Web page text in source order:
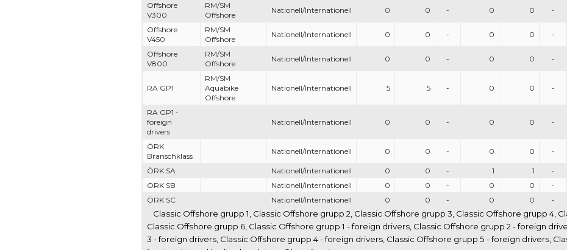
Offshore
V300
RM/SM
Offshore
Nationell/Internationell 0 0 - 0 0 -
Offshore
V450
RM/SM
Offshore
Nationell/Internationell 0 0 - 0 0 -
Offshore
V800
RM/SM
Offshore
Nationell/Internationell 0 0 - 0 0 -
RA GP1
RM/SM
Aquabike
Offshore
Nationell/Internationell 5 5 - 0 0 -
RA GP1 -
foreign
drivers
Nationell/Internationell 0 0 - 0 0 -
ÖRK
Branschklass
Nationell/Internationell 0 0 - 0 0 -
ÖRK SA Nationell/Internationell 0 0 - 1 1 -
ÖRK SB
Nationell/Internationell 0 0 - 0 0 -
ÖRK SC
Nationell/Internationell 0 0 - 0 0 -
Classic Offshore grupp 1, Classic Offshore grupp 2, Classic Offshore grupp 3, Classic Offshore grupp 4,
Classic Offshore grupp 6, Classic Offshore grupp 1 - foreign drivers, Classic Offshore grupp 2 - foreign
3 - foreign drivers, Classic Offshore grupp 4 - foreign drivers, Classic Offshore grupp 5 - foreign drivers,